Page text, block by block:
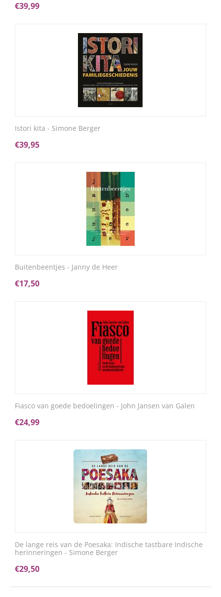
€39,99
Istori kita - Simone Berger
€39,95
Buitenbeentjes - Janny de Heer
€17,50
Fiasco van goede bedoelingen - John Jansen van Galen
€24,99
De lange reis van de Poesaka: Indische tastbare Indische
herinneringen - Simone Berger
€29,50